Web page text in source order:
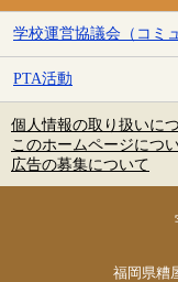
学校運営協議会（コミ
PTA活動
個人情報の取り扱いに
このホームページにつ
広告の募集について
福岡県糟